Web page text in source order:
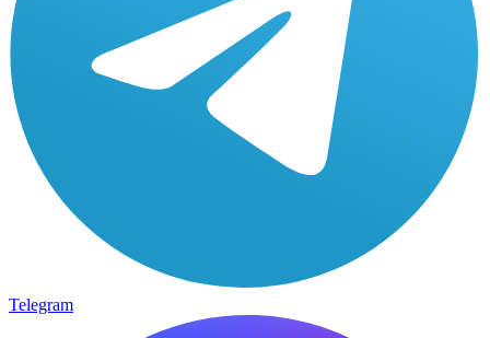
Telegram